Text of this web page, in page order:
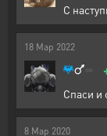
С
18 Мар 2022
Спаси и
8 Мар 2020